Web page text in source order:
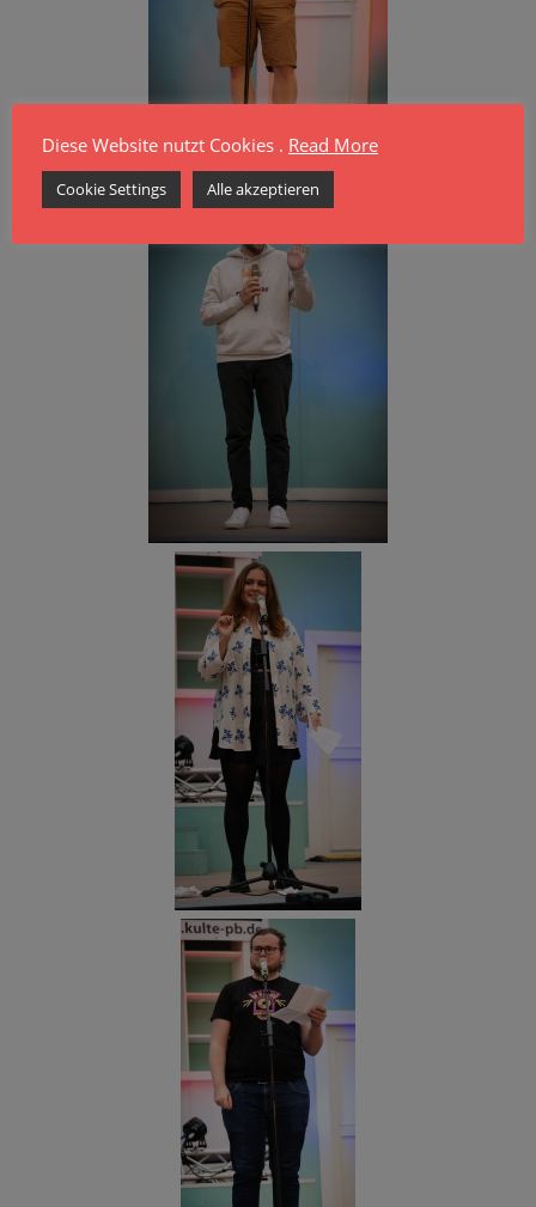
Diese Website nutzt Cookies . Read More
Cookie Settings Alle akzeptieren